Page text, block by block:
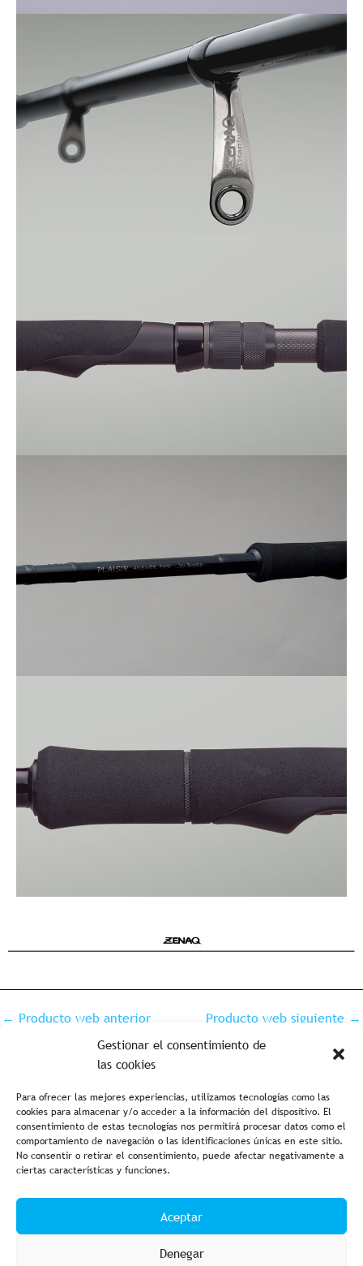
Gestionar el consentimiento de
las cookies
Para ofrecer las mejores experiencias, utilizamos tecnologías como las
cookies para almacenar y/o acceder a la información del dispositivo. El
consentimiento de estas tecnologías nos permitirá procesar datos como el
comportamiento de navegación o las identificaciones únicas en este sitio.
No consentir o retirar el consentimiento, puede afectar negativamente a
ciertas características y funciones.
Aceptar
Denegar
← Producto web anterior Producto web siguiente →
Aviso legal y política de privacidad Política de cookies
Condiciones de compra Accesibilidad